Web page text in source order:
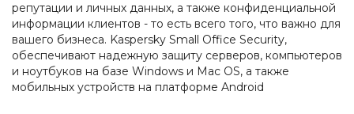
репутации и личных данных, а также конфиденциальной
информации клиентов - то есть всего того, что важно для
вашего бизнеса. Kaspersky Small Office Security,
обеспечивают надежную защиту серверов, компьютеров
и ноутбуков на базе Windows и Mac OS, а также
мобильных устройств на платформе Android